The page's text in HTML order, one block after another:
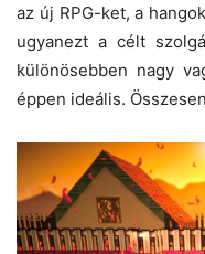
az új RPG-ket, a
ugyanezt a célt
különösebben nagy
éppen ideális.